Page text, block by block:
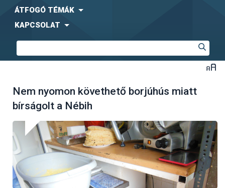
ÁTFOGÓ TÉMÁK
KAPCSOLAT
Nem nyomon követhető borjúhús miatt
bírságolt a Nébih